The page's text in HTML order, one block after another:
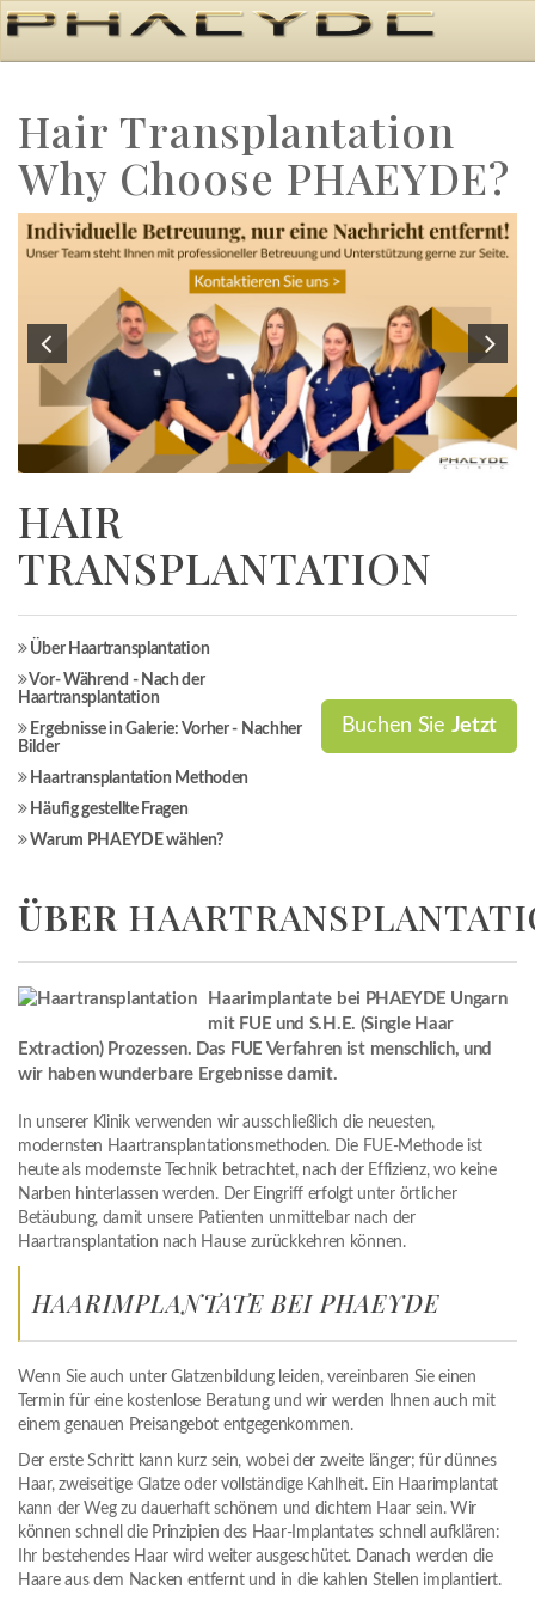
Hair Transplantation
Why Choose PHAEYDE?
HAIR
TRANSPLANTATION
Buchen Sie Jetzt
Über Haartransplantation
Vor- Während - Nach der
Haartransplantation
Ergebnisse in Galerie: Vorher - Nachher
Bilder
Haartransplantation Methoden
Häufig gestellte Fragen
Warum PHAEYDE wählen?
ÜBER
Haarimplantate bei PHAEYDE Ungarn
mit FUE und S.H.E. (Single Haar
Extraction) Prozessen. Das FUE Verfahren ist menschlich, und
wir haben wunderbare Ergebnisse damit.
In unserer Klinik verwenden wir ausschließlich die neuesten,
modernsten Haartransplantationsmethoden. Die FUE-Methode ist
heute als modernste Technik betrachtet, nach der Effizienz, wo keine
Narben hinterlassen werden. Der Eingriff erfolgt unter örtlicher
Betäubung, damit unsere Patienten unmittelbar nach der
Haartransplantation nach Hause zurückkehren können.
HAARIMPLANTATE BEI PHAEYDE
Wenn Sie auch unter Glatzenbildung leiden, vereinbaren Sie einen
Termin für eine kostenlose Beratung und wir werden Ihnen auch mit
einem genauen Preisangebot entgegenkommen.
Der erste Schritt kann kurz sein, wobei der zweite länger; für dünnes
Haar, zweiseitige Glatze oder vollständige Kahlheit. Ein Haarimplantat
kann der Weg zu dauerhaft schönem und dichtem Haar sein. Wir
können schnell die Prinzipien des Haar-Implantates schnell aufklären:
Ihr bestehendes Haar wird weiter ausgeschütet. Danach werden die
Haare aus dem Nacken entfernt und in die kahlen Stellen implantiert.